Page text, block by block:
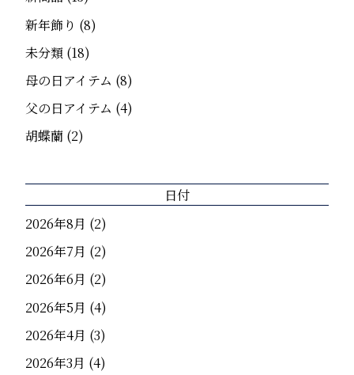
新年飾り (8)
未分類 (18)
母の日アイテム (8)
父の日アイテム (4)
胡蝶蘭 (2)
日付
2026年8月 (2)
2026年7月 (2)
2026年6月 (2)
2026年5月 (4)
2026年4月 (3)
2026年3月 (4)